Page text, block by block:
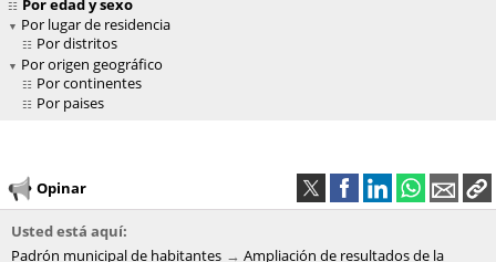
Por edad y sexo
Por lugar de residencia
Por distritos
Por origen geográfico
Por continentes
Por paises
Opinar
Usted está aquí:
Padrón municipal de habitantes
Ampliación de resultados de la